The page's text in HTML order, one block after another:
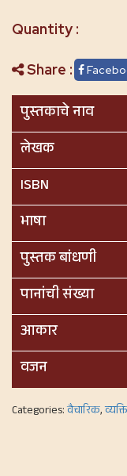
Share :
पुस्तकाचे नाव
लेखक
ISBN
भाषा
पुस्तक बांधणी
पानांची संख्या
आकार
वजन
Categories:वैचारिक,